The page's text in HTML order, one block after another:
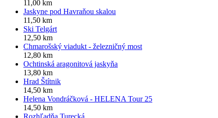
11,00 km
Jaskyne pod Havraňou skalou
11,50 km
Ski Telgárt
12,50 km
Chmarošský viadukt - železničný most
12,80 km
Ochtinská aragonitová jaskyňa
13,80 km
Hrad Štítnik
14,50 km
Helena Vondráčková - HELENA Tour 25
14,50 km
Rozhľadňa Turecká